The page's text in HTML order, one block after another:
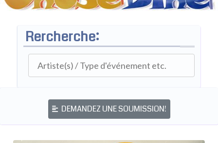
Rercherche:
DEMANDEZ UNE SOUMISSION!